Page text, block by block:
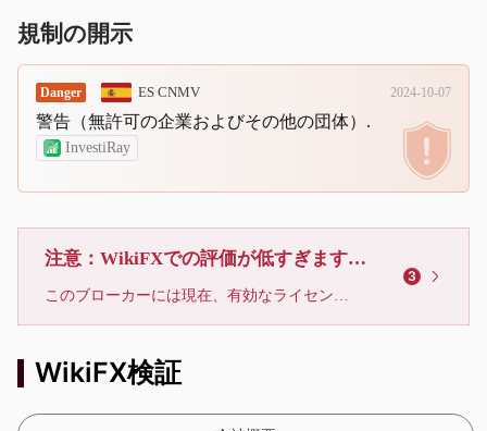
規制の開示
Danger ES CNMV 2024-10-07
警告（無許可の企業およびその他の団体）.
InvestiRay
注意：WikiFXでの評価が低すぎます、利用しないでください
このブローカーには現在、有効なライセンスが確認されていません。リスクにご注意下さい！
3
WikiFX検証